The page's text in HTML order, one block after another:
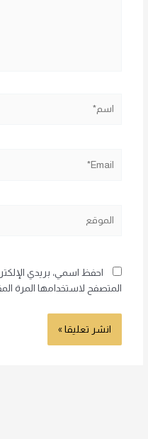
احفظ اسمي، بريدي
المتصفح لاستخدامها المرة